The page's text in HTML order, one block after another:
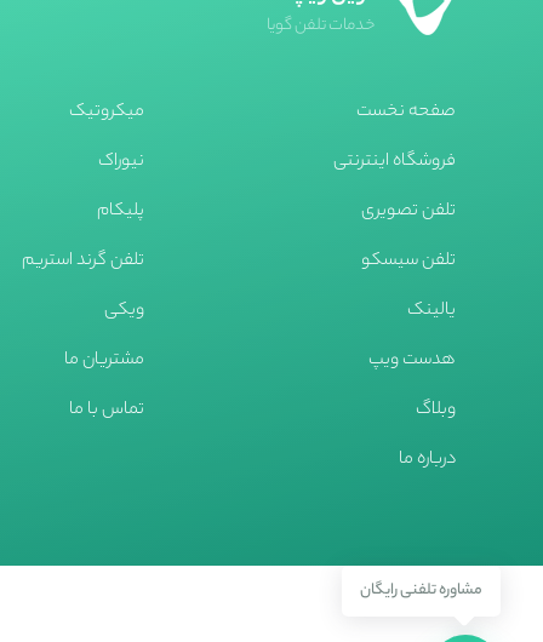
خدمات تلفن گویا
صفحه نخست
فروشگاه اینترنتی
تلفن تصویری
تلفن سیسکو
یالینک
هدست ویپ
وبلاگ
درباره ما
میکروتیک
نیوراک
پلیکام
تلفن گرند استریم
ویکی
مشتریان ما
تماس با ما
مشاوره تلفنی رایگان